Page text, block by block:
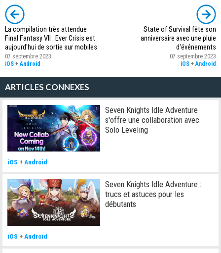
La compilation très attendue
Final Fantasy VII : Ever Crisis est
aujourd'hui de sortie sur mobiles
07 septembre 2023
iOS +Android
State of Survival fête son
anniversaire avec une pluie
d'événements
07 septembre 2023
iOS +Android
ARTICLES CONNEXES
Seven Knights Idle Adventure
s'offre une collaboration avec
Solo Leveling
iOS +Android
Seven Knights Idle Adventure :
trucs et astuces pour les
débutants
iOS +Android